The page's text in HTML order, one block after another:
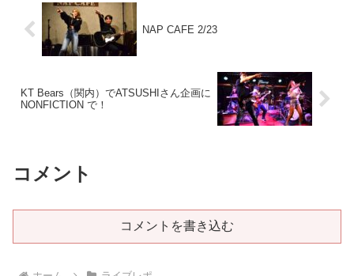
NAP CAFE 2/23
KT Bears（関内）でATSUSHIさん企画に
NONFICTION で！
コメント
コメントを書き込む